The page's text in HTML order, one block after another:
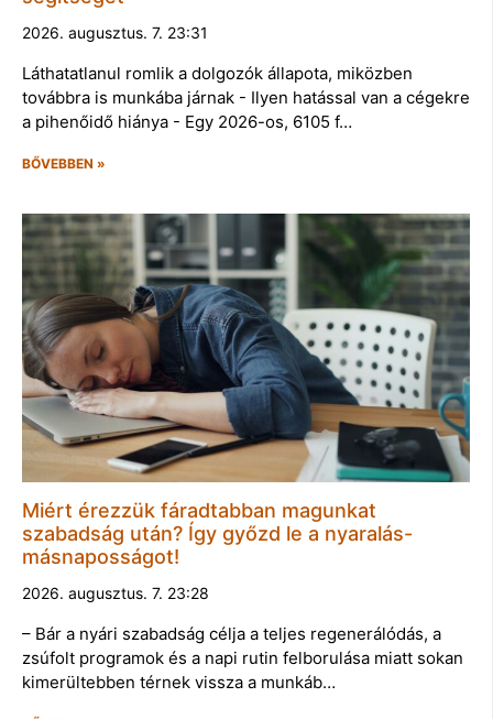
2026. augusztus. 7. 23:31
Láthatatlanul romlik a dolgozók állapota, miközben
továbbra is munkába járnak - Ilyen hatással van a cégekre
a pihenőidő hiánya - Egy 2026-os, 6105 f…
BŐVEBBEN »
Miért érezzük fáradtabban magunkat
szabadság után? Így győzd le a nyaralás-
másnaposságot!
2026. augusztus. 7. 23:28
– Bár a nyári szabadság célja a teljes regenerálódás, a
zsúfolt programok és a napi rutin felborulása miatt sokan
kimerültebben térnek vissza a munkáb…